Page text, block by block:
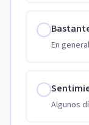
En
Algunos